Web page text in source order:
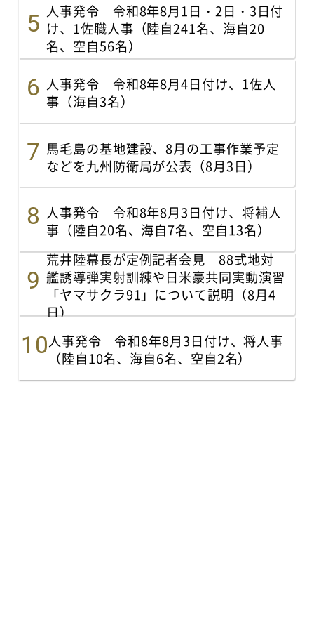
人事発令 令和8年8月1日・2日・3日付
け、1佐職人事（陸自241名、海自20
名、空自56名）
人事発令 令和8年8月4日付け、1佐人
事（海自3名）
馬毛島の基地建設、8月の工事作業予定
などを九州防衛局が公表（8月3日）
人事発令 令和8年8月3日付け、将補人
事（陸自20名、海自7名、空自13名）
荒井陸幕長が定例記者会見 88式地対
艦誘導弾実射訓練や日米豪共同実動演習
「ヤマサクラ91」について説明（8月4
日）
人事発令 令和8年8月3日付け、将人事
（陸自10名、海自6名、空自2名）